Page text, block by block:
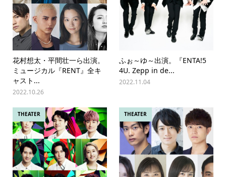
花村想太・平間壮一ら出演。
ミュージカル『RENT』全キ
ャスト...
2022.10.26
ふぉ～ゆ～出演。『ENTA!5
4U. Zepp in de...
2022.11.04
THEATER THEATER